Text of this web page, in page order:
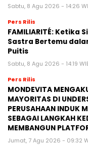
Sabtu, 8 Agu 2026 - 14:26
Pers Rilis
FAMILIARITÉ: Ketika
Sastra Bertemu
Puitis
Sabtu, 8 Agu 2026 - 14:19
Pers Rilis
MONDEVITA
MAYORITAS DI
PERUSAHAAN INDUK
SEBAGAI LANGKAH
MEMBANGUN
Jumat, 7 Agu 2026 - 09:32